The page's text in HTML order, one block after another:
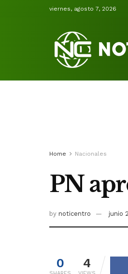
viernes, agosto 7, 2026
Home Nacionales
PN
by noticentro junio
0 4